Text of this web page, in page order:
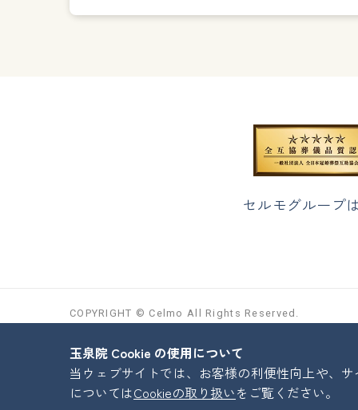
セルモグループは
COPYRIGHT © Celmo All Rights Reserved.
玉泉院 Cookie の使用について
当ウェブサイトでは、お客様の利便性向上や、
についてはCookieの取り扱いをご覧ください。